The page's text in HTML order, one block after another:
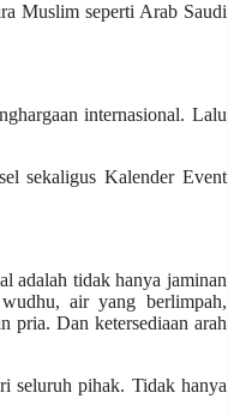
Muslim seperti Arab Saudi
internasional. Lalu
sekaligus Kalender Event
adalah tidak hanya jaminan
air yang berlimpah,
pria. Dan ketersediaan arah
seluruh pihak. Tidak hanya